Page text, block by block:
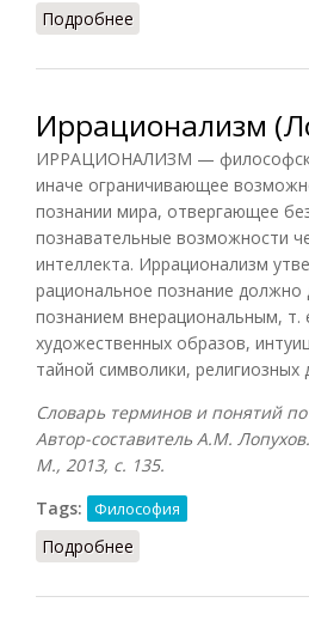
Подробнее
Иррационализм
ИРРАЦИОНАЛИЗМ —
иначе ограничивающее
познании мира, отвергающее
познавательные возможности
интеллекта. Иррационализм
рациональное познание должно
познанием внерациональным,
художественных образов,
тайной символики, религиозных
Словарь терминов и понятий
Автор-составитель А.М.
М., 2013, с. 135.
Tags:
Философия
Подробнее